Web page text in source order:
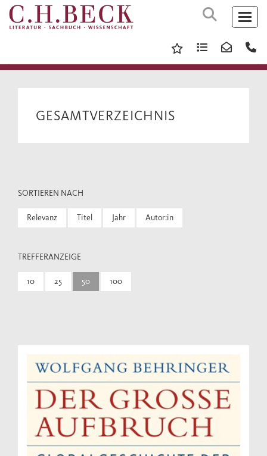
GESAMTVERZEICHNIS
SORTIEREN NACH
Relevanz Titel Jahr Autor:in
TREFFERANZEIGE
10 25 50 100